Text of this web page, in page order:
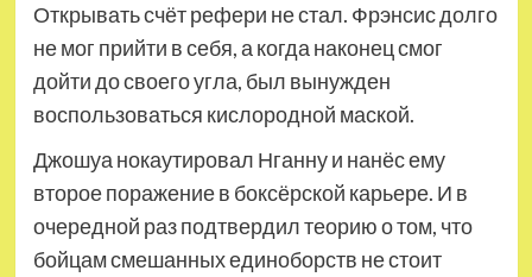
Открывать счёт рефери не стал. Фрэнсис долго
не мог прийти в себя, а когда наконец смог
дойти до своего угла, был вынужден
воспользоваться кислородной маской.
Джошуа нокаутировал Нганну и нанёс ему
второе поражение в боксёрской карьере. И в
очередной раз подтвердил теорию о том, что
бойцам смешанных единоборств не стоит